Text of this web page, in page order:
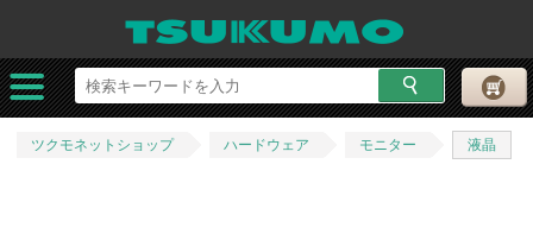
ツクモネットショップ ハードウェア モニター 液晶